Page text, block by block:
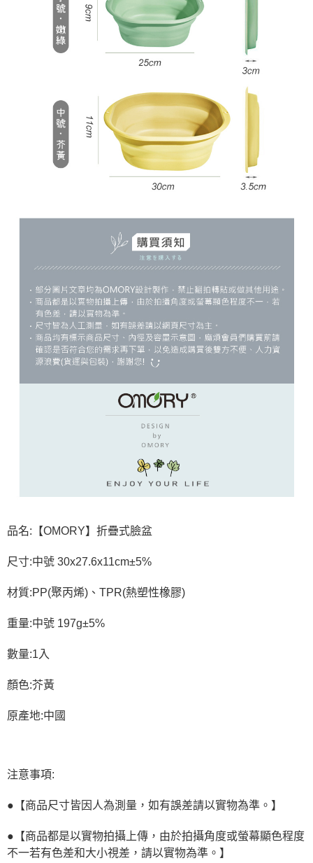
品名:【OMORY】折疊式臉盆
尺寸:中號 30x27.6x11cm±5%
材質:PP(聚丙烯)、TPR(熱塑性橡膠)
重量:中號 197g±5%
數量:1入
顏色:芥黃
原產地:中國
注意事項:
●【商品尺寸皆因人為測量，如有誤差請以實物為準。】
●【商品都是以實物拍攝上傳，由於拍攝角度或螢幕顯色程度
不一若有色差和大小視差，請以實物為準。】